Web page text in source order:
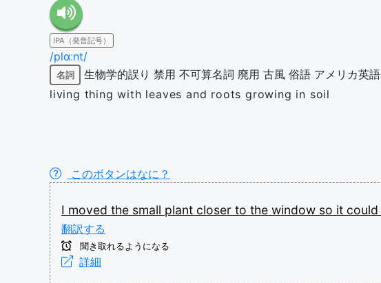
IPA（発音記号）
/plɑːnt/
名詞 生物学的誤り 禁用 不可算名詞 廃用 古風 俗語 アメリカ英語
living thing with leaves and roots growing in soil
このボタンはなに？
I moved the small plant closer to the window so it could
翻訳する
聞き取れるようになる
詳細